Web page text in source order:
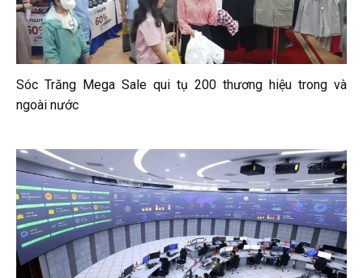
Sóc Trăng Mega Sale qui tụ 200 thương hiệu trong và
ngoài nước